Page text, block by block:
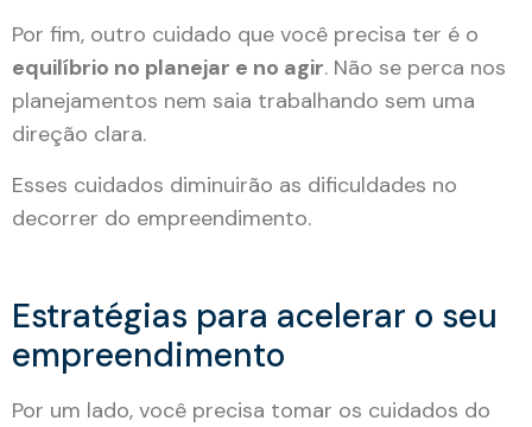
Por fim, outro cuidado que você precisa ter é o
equilíbrio no planejar e no agir. Não se perca nos
planejamentos nem saia trabalhando sem uma
direção clara.
Esses cuidados diminuirão as dificuldades no
decorrer do empreendimento.
Estratégias para acelerar o seu
empreendimento
Por um lado, você precisa tomar os cuidados do